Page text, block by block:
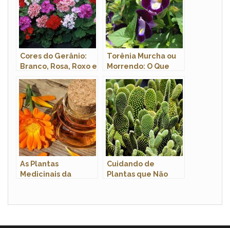
Cores do Gerânio:
Branco, Rosa, Roxo e
Fotos
Torênia Murcha ou
Morrendo: O Que
As Plantas
Medicinais da
Terapêuticos
Cuidando de
Plantas que Não
Essenciais